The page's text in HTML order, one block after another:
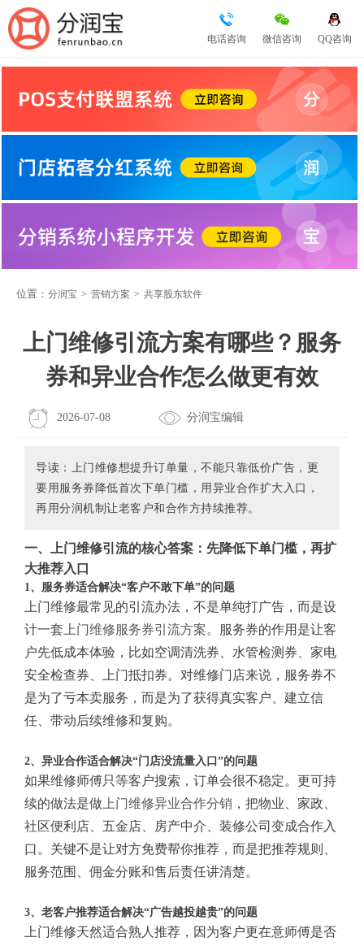
QQ咨询
微信咨询
电话咨询
位置： 分润宝 > 营销方案 > 共享股东软件
上门维修引流方案有哪些？服务
券和异业合作怎么做更有效
2026-07-08 分润宝编辑
导读：上门维修想提升订单量，不能只靠低价广告，更
要用服务券降低首次下单门槛，用异业合作扩大入口，
再用分润机制让老客户和合作方持续推荐。
一、上门维修引流的核心答案：先降低下单门槛，再扩
大推荐入口
1、服务券适合解决“客户不敢下单”的问题
上门维修最常见的引流办法，不是单纯打广告，而是设
计一套 上门维修服务券引流方案。服务券的作用是让客
户先低成本体验，比如空调清洗券、水管检测券、家电
安全检查券、上门抵扣券。对维修门店来说，服务券不
是为了亏本卖服务，而是为了获得真实客户、建立信
任、带动后续维修和复购。
2、异业合作适合解决“门店没流量入口”的问题
如果维修师傅只等客户搜索，订单会很不稳定。更可持
续的做法是做 上门维修异业合作分销 ，把物业、家政、
社区便利店、五金店、房产中介、装修公司变成合作入
口。关键不是让对方免费帮你推荐，而是把推荐规则、
服务范围、佣金分账和售后责任讲清楚。
3、老客户推荐适合解决“广告越投越贵”的问题
上门维修天然适合熟人推荐，因为客户更在意师傅是否